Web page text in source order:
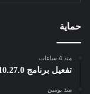
حماية
منذ 4 ساعات
تفعيل برنامج UVK Ultra Virus Killer Pro 11.10.27.0
منذ يومين